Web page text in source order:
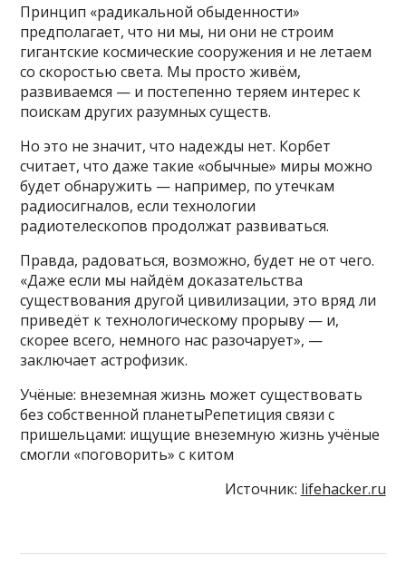
Принцип «радикальной обыденности»
предполагает, что ни мы, ни они не строим
гигантские космические сооружения и не летаем
со скоростью света. Мы просто живём,
развиваемся — и постепенно теряем интерес к
поискам других разумных существ.
Но это не значит, что надежды нет. Корбет
считает, что даже такие «обычные» миры можно
будет обнаружить — например, по утечкам
радиосигналов, если технологии
радиотелескопов продолжат развиваться.
Правда, радоваться, возможно, будет не от чего.
«Даже если мы найдём доказательства
существования другой цивилизации, это вряд ли
приведёт к технологическому прорыву — и,
скорее всего, немного нас разочарует», —
заключает астрофизик.
Учёные: внеземная жизнь может существовать
без собственной планетыРепетиция связи с
пришельцами: ищущие внеземную жизнь учёные
смогли «поговорить» с китом
Источник: lifehacker.ru